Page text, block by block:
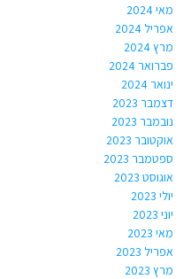
מאי 2024
אפריל 2024
מרץ 2024
פברואר 2024
ינואר 2024
דצמבר 2023
נובמבר 2023
אוקטובר 2023
ספטמבר 2023
אוגוסט 2023
יולי 2023
יוני 2023
מאי 2023
אפריל 2023
מרץ 2023